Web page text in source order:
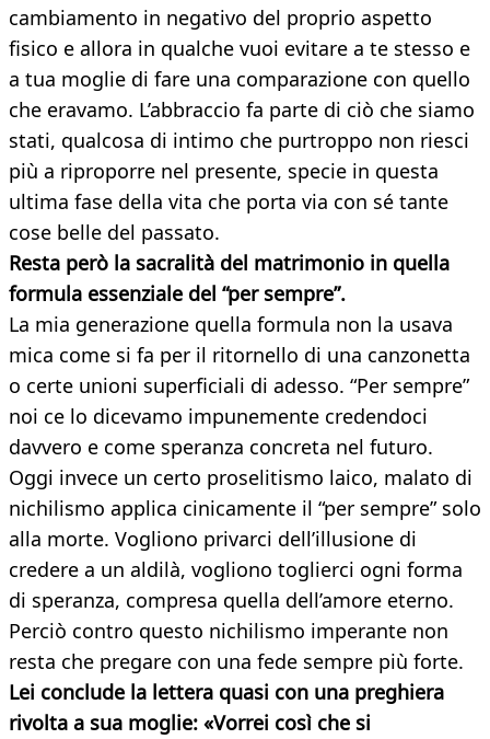
cambiamento in negativo del proprio aspetto
fisico e allora in qualche vuoi evitare a te stesso e
a tua moglie di fare una comparazione con quello
che eravamo. L’abbraccio fa parte di ciò che siamo
stati, qualcosa di intimo che purtroppo non riesci
più a riproporre nel presente, specie in questa
ultima fase della vita che porta via con sé tante
cose belle del passato.
Resta però la sacralità del matrimonio in quella
formula essenziale del “per sempre”.
La mia generazione quella formula non la usava
mica come si fa per il ritornello di una canzonetta
o certe unioni superficiali di adesso. “Per sempre”
noi ce lo dicevamo impunemente credendoci
davvero e come speranza concreta nel futuro.
Oggi invece un certo proselitismo laico, malato di
nichilismo applica cinicamente il “per sempre” solo
alla morte. Vogliono privarci dell’illusione di
credere a un aldilà, vogliono toglierci ogni forma
di speranza, compresa quella dell’amore eterno.
Perciò contro questo nichilismo imperante non
resta che pregare con una fede sempre più forte.
Lei conclude la lettera quasi con una preghiera
rivolta a sua moglie: «Vorrei così che si